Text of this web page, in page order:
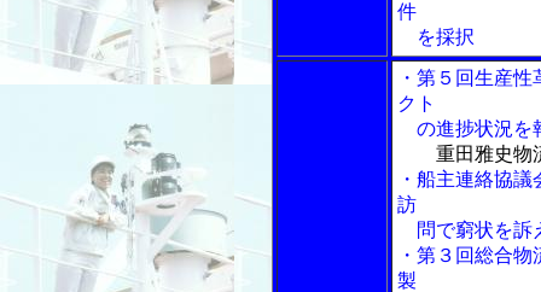
件
を採択
・第５回生産
クト
の進捗状況を
重田雅史物
・船主連絡協
訪
問で窮状を訴
・第３回総合
製